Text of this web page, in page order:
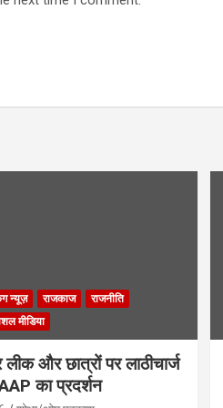
न्यूज़ राजकाज
राजनीति
मीडिया
और छात्रों पर लाठीचार्ज
का प्रदर्शन